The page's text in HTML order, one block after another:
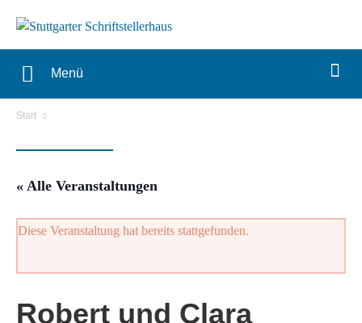
Menü
Start
« Alle Veranstaltungen
Diese Veranstaltung hat bereits stattgefunden.
Robert und Clara